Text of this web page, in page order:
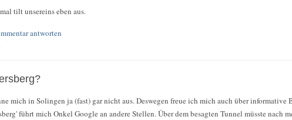
tilt unsereins eben aus.
antworten
mich in Solingen ja (fast) gar nicht aus. Deswegen freue ich mich auch über informative
führt mich Onkel Google an andere Stellen. Über dem besagten Tunnel müsste nach